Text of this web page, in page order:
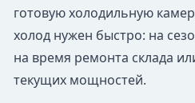
готовую холодильную
холод нужен быстро: на
на время ремонта склада
текущих мощностей.